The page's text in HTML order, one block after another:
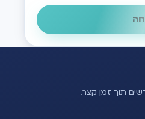
תוך זמן קצר.